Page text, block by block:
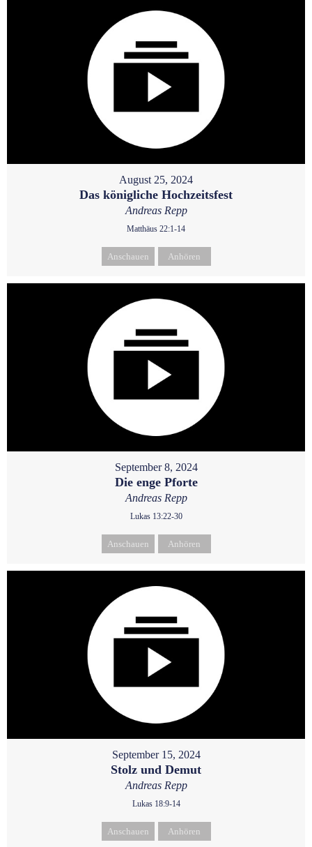
August 25, 2024
Das königliche Hochzeitsfest
Andreas Repp
Matthäus 22:1-14
Anschauen Anhören
September 8, 2024
Die enge Pforte
Andreas Repp
Lukas 13:22-30
Anschauen Anhören
September 15, 2024
Stolz und Demut
Andreas Repp
Lukas 18:9-14
Anschauen Anhören